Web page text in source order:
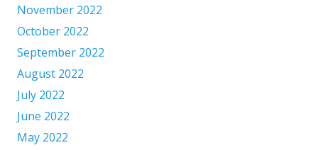
November 2022
October 2022
September 2022
August 2022
July 2022
June 2022
May 2022